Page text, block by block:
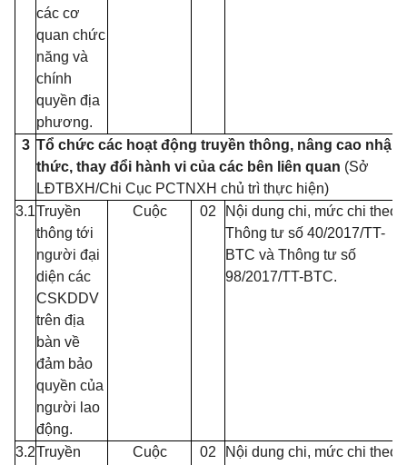
các cơ
quan chức
năng và
chính
quyền địa
phương.
3 Tổ chức các hoạt động truyền thông, nâng cao nhận
thức, thay đổi hành vi của các bên liên quan (Sở
LĐTBXH/Chi Cục PCTNXH chủ trì thực hiện)
3.1Truyền
thông tới
người đại
diện các
CSKDDV
trên địa
bàn về
đảm bảo
quyền của
người lao
động.
Cuộc 02
Nội dung chi, mức chi theo
Thông tư số 40/2017/TT-
BTC và Thông tư số
98/2017/TT-BTC.
3.2Truyền
Cuộc 02
Nội dung chi, mức chi theo